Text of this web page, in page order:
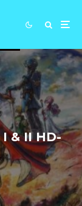
I & II HD-